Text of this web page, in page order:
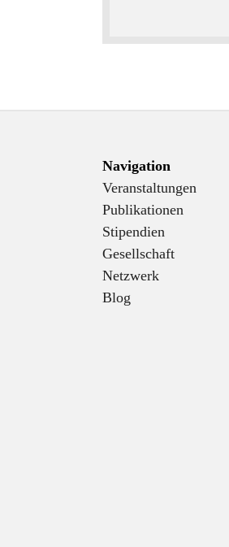
Navigation
Veranstaltungen
Publikationen
Stipendien
Gesellschaft
Netzwerk
Blog